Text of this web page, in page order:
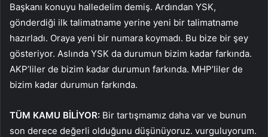
Başkanı konuyu halledelim demiş. Ardından YSK,
gönderdiği ilk talimatname yerine yeni bir talimatname
hazırladı. Oraya yeni bir numara koymadı. Bu bize bir şey
gösteriyor. Aslında YSK da durumun bizim kadar farkında.
AKP’liler de bizim kadar durumun farkında. MHP’liler de
bizim kadar durumun farkında.
TÜM KAMU BİLİYOR: Bir tartışmamız daha var ve bunun
son derece değerli olduğunu düşünüyoruz. vurguluyorum.